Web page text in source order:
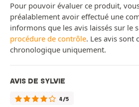
Pour pouvoir évaluer ce produit,
préalablement avoir effectué une
informons que les avis laissés sur le
procédure de contrôle. Les avis sont
chronologique uniquement.
AVIS DE SYLVIE
4/5